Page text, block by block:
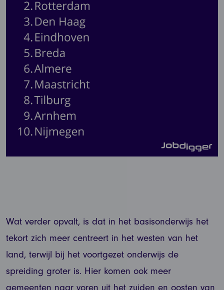
Wat verder opvalt, is dat in het basisonderwijs het
tekort zich meer centreert in het westen van het
land, terwijl bij het voortgezet onderwijs de
spreiding groter is. Hier komen ook meer
gemeenten naar voren uit het zuiden en oosten van